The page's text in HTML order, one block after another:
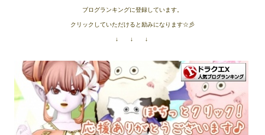
ブログランキングに登録しています。
クリックしていただけると励みになります☆彡
↓ ↓ ↓